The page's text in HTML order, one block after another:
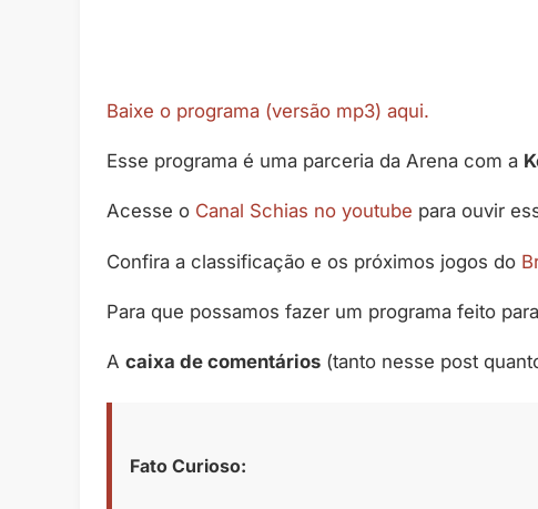
Baixe o programa (versão mp3) aqui.
Esse programa é uma parceria da Arena com a
Acesse o Canal Schias no youtube para ouvir
Confira a classificação e os próximos jogos do
Para que possamos fazer um programa feito
A caixa de comentários (tanto nesse post
Fato Curioso: